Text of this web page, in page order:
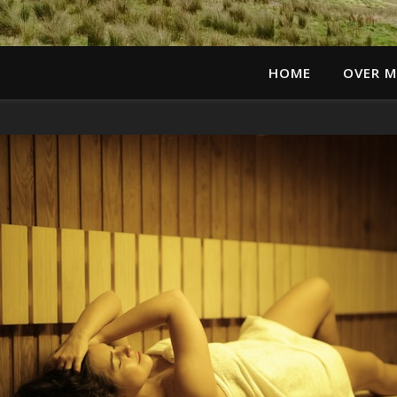
HOME OVER